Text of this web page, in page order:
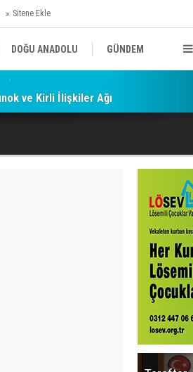
Sitene Ekle
DOĞU ANADOLU GÜNDEM
SPOR
ve Kirli İlişkiler Ağı